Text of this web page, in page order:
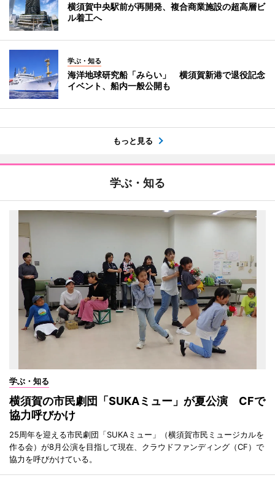
横須賀中央駅前が再開発、複合商業施設の超高層ビ
ル着工へ
学ぶ・知る
海洋地球研究船「みらい」 横須賀新港で退役記念
イベント、船内一般公開も
もっと見る
学ぶ・知る
学ぶ・知る
横須賀の市民劇団「SUKAミュー」が夏公演 CFで
協力呼びかけ
25周年を迎える市民劇団「SUKAミュー」（横須賀市民ミュージカルを
作る会）が8月公演を目指して現在、クラウドファンディング（CF）で
協力を呼びかけている。